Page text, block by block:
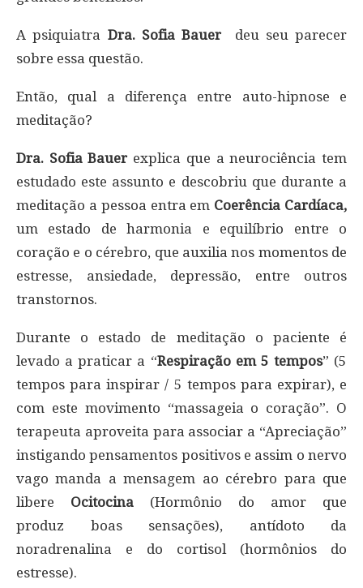
A psiquiatra Dra. Sofia Bauerdeu seu parecer
sobre essa questão.
Então, qual a diferença entre auto-hipnose e
meditação?
Dra. Sofia Bauerexplica que a neurociência tem
estudado este assunto e descobriu que durante a
meditação a pessoa entra em Coerência Cardíaca,
um estado de harmonia e equilíbrio entre o
coração e o cérebro, que auxilia nos momentos de
estresse, ansiedade, depressão, entre outros
transtornos.
Durante o estado de meditação o paciente é
levado a praticar a “Respiração em 5 tempos” (5
tempos para inspirar / 5 tempos para expirar), e
com este movimento “massageia o coração”. O
terapeuta aproveita para associar a “Apreciação”
instigando pensamentos positivos e assim o nervo
vago manda a mensagem ao cérebro para que
libere Ocitocina (Hormônio do amor que
produz boas sensações), antídoto da
noradrenalina e do cortisol (hormônios do
estresse).